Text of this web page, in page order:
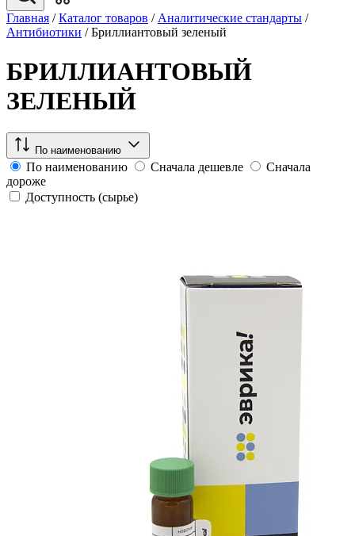
Главная / Каталог товаров / Аналитические стандарты /
Антибиотики / Бриллиантовый зеленый
БРИЛЛИАНТОВЫЙ
ЗЕЛЕНЫЙ
По наименованию
По наименованию Сначала дешевле
Сначала
дороже
Доступность (сырье)